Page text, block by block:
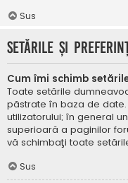
Sus
Setările şi
Cum îmi schimb
Toate setările
păstrate în baza de
utilizatorului; în general
superioară a paginilor
vă schimbaţi toate
Sus